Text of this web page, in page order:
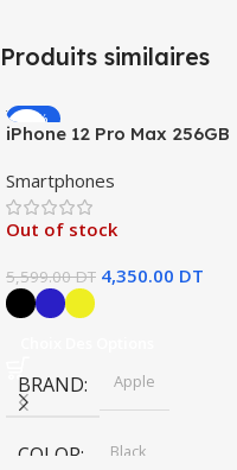
Produits similaires
-22%
iPhone 12 Pro Max 256GB
Smartphones
Out of stock
5,599.00DT 4,350.00 DT
BRAND Apple
COLOR
Black